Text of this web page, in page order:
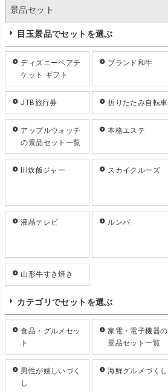
景品セット
目玉景品でセットを選ぶ
ディズニーペアチ
ケット ギフト
ブランド和牛
JTB旅行券 折りたたみ自転車
アップルウォッチ
の景品セット一覧
本格エステ
IH炊飯ジャー スカイクルーズ
液晶テレビ ルンバ
山形牛すき焼き
カテゴリでセットを選ぶ
食品・グルメセッ
ト
家電・電子機器の
景品セット一覧
男性が嬉しいづく
し
海鮮グルメづくし